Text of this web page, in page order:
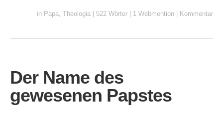
in Papa, Theologia 522 Wörter 1 Webmention Kommentar
Der Name des
gewesenen Papstes